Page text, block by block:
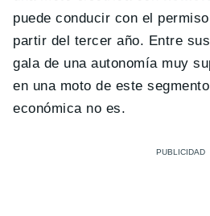
puede conducir con el
partir del tercer año. Entre
gala de una autonomía muy
en una moto de este
económica no es.